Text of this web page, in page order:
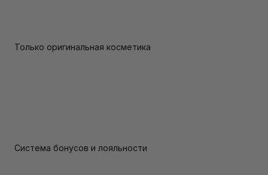
Только оригинальная косметика
Система бонусов и лояльности